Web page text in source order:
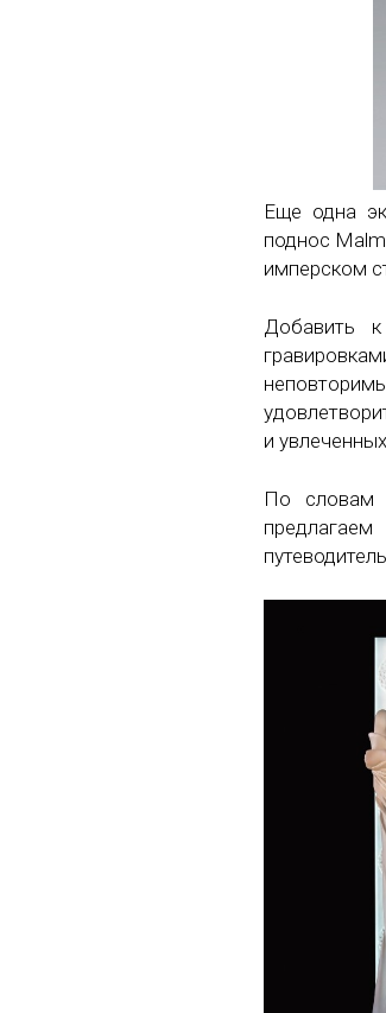
Еще одна
поднос
имперском
Добавить
и
По словам